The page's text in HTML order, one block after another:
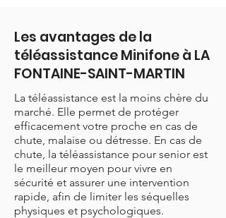
Les avantages de la
téléassistance Minifone à LA
FONTAINE-SAINT-MARTIN
La téléassistance est la moins chère du
marché. Elle permet de protéger
efficacement votre proche en cas de
chute, malaise ou détresse. En cas de
chute, la téléassistance pour senior est
le meilleur moyen pour vivre en
sécurité et assurer une intervention
rapide, afin de limiter les séquelles
physiques et psychologiques.